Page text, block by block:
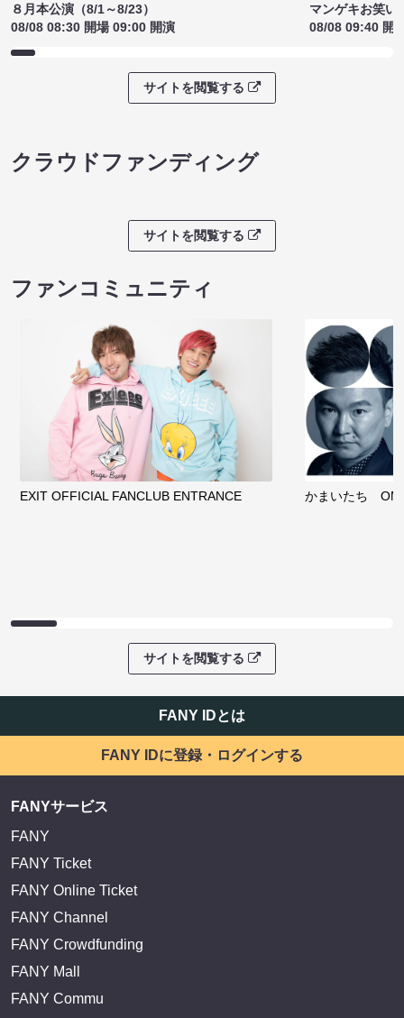
８月本公演（8/1～8/23）
08/08 08:30 開場 09:00 開演
マンゲキお笑い
08/08 09:40 開
サイトを閲覧する
クラウドファンディング
サイトを閲覧する
ファンコミュニティ
EXIT OFFICIAL FANCLUB ENTRANCE かまいたち
サイトを閲覧する
FANY IDとは
FANY IDに登録・ログインする
FANYサービス
FANY
FANY Ticket
FANY Online Ticket
FANY Channel
FANY Crowdfunding
FANY Mall
FANY Commu